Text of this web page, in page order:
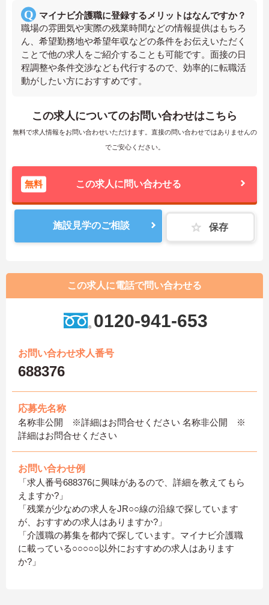
マイナビ介護職に登録するメリットはなんですか？
職場の雰囲気や実際の残業時間などの情報提供はもちろ
ん、希望勤務地や希望年収などの条件をお伝えいただく
ことで他の求人をご紹介することも可能です。面接の日
程調整や条件交渉なども代行するので、効率的に転職活
動がしたい方におすすめです。
この求人についてのお問い合わせはこちら
無料で求人情報をお問い合わせいただけます。直接の問い合わせではありませんの
でご安心ください。
無料 この求人に問い合わせる
施設見学のご相談 保存
この求人に電話で問い合わせる
0120-941-653
お問い合わせ求人番号
688376
応募先名称
名称非公開 ※詳細はお問合せください 名称非公開 ※
詳細はお問合せください
お問い合わせ例
「求人番号688376に興味があるので、詳細を教えてもら
えますか?」
「残業が少なめの求人をJR○○線の沿線で探しています
が、おすすめの求人はありますか?」
「介護職の募集を都内で探しています。マイナビ介護職
に載っている○○○○○以外におすすめの求人はあります
か?」